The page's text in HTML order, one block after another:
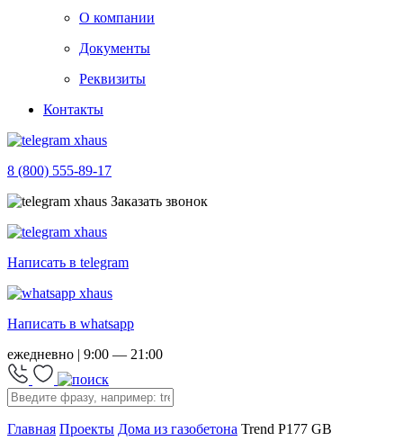
О компании
Документы
Реквизиты
Контакты
8 (800) 555-89-17
Заказать звонок
Написать в telegram
Написать в whatsapp
ежедневно | 9:00 — 21:00
Главная Проекты Дома из газобетона Trend P177 GB